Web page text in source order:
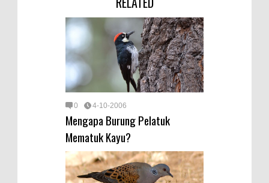
0 4-10-2006
Mengapa Burung Pelatuk
Mematuk Kayu?